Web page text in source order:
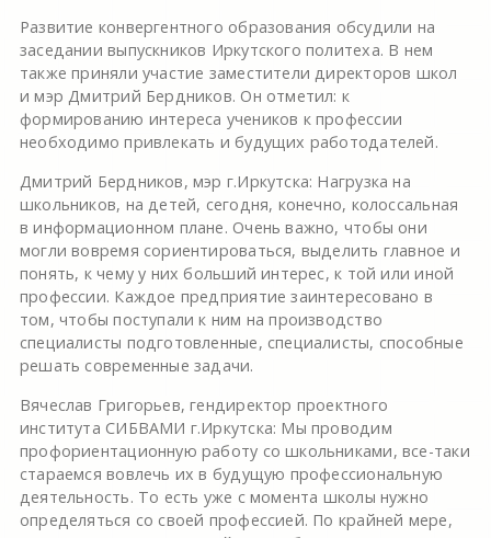
Развитие конвергентного образования обсудили на
заседании выпускников Иркутского политеха. В нем
также приняли участие заместители директоров школ
и мэр Дмитрий Бердников. Он отметил: к
формированию интереса учеников к профессии
необходимо привлекать и будущих работодателей.
Дмитрий Бердников, мэр г.Иркутска: Нагрузка на
школьников, на детей, сегодня, конечно, колоссальная
в информационном плане. Очень важно, чтобы они
могли вовремя сориентироваться, выделить главное и
понять, к чему у них больший интерес, к той или иной
профессии. Каждое предприятие заинтересовано в
том, чтобы поступали к ним на производство
специалисты подготовленные, специалисты, способные
решать современные задачи.
Вячеслав Григорьев, гендиректор проектного
института СИБВАМИ г.Иркутска: Мы проводим
профориентационную работу со школьниками, все-таки
стараемся вовлечь их в будущую профессиональную
деятельность. То есть уже с момента школы нужно
определяться со своей профессией. По крайней мере,